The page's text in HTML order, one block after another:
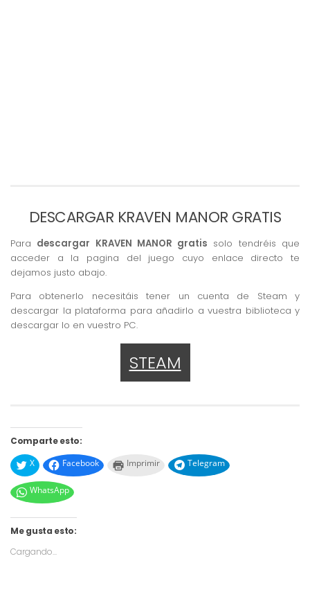
DESCARGAR KRAVEN MANOR GRATIS
Para descargar KRAVEN MANOR gratis solo tendréis que
acceder a la pagina del juego cuyo enlace directo te
dejamos justo abajo.
Para obtenerlo necesitáis tener un cuenta de Steam y
descargar la plataforma para añadirlo a vuestra biblioteca y
descargar lo en vuestro PC.
STEAM
Comparte esto:
X
Facebook Imprimir Telegram
WhatsApp
Me gusta esto:
Cargando...